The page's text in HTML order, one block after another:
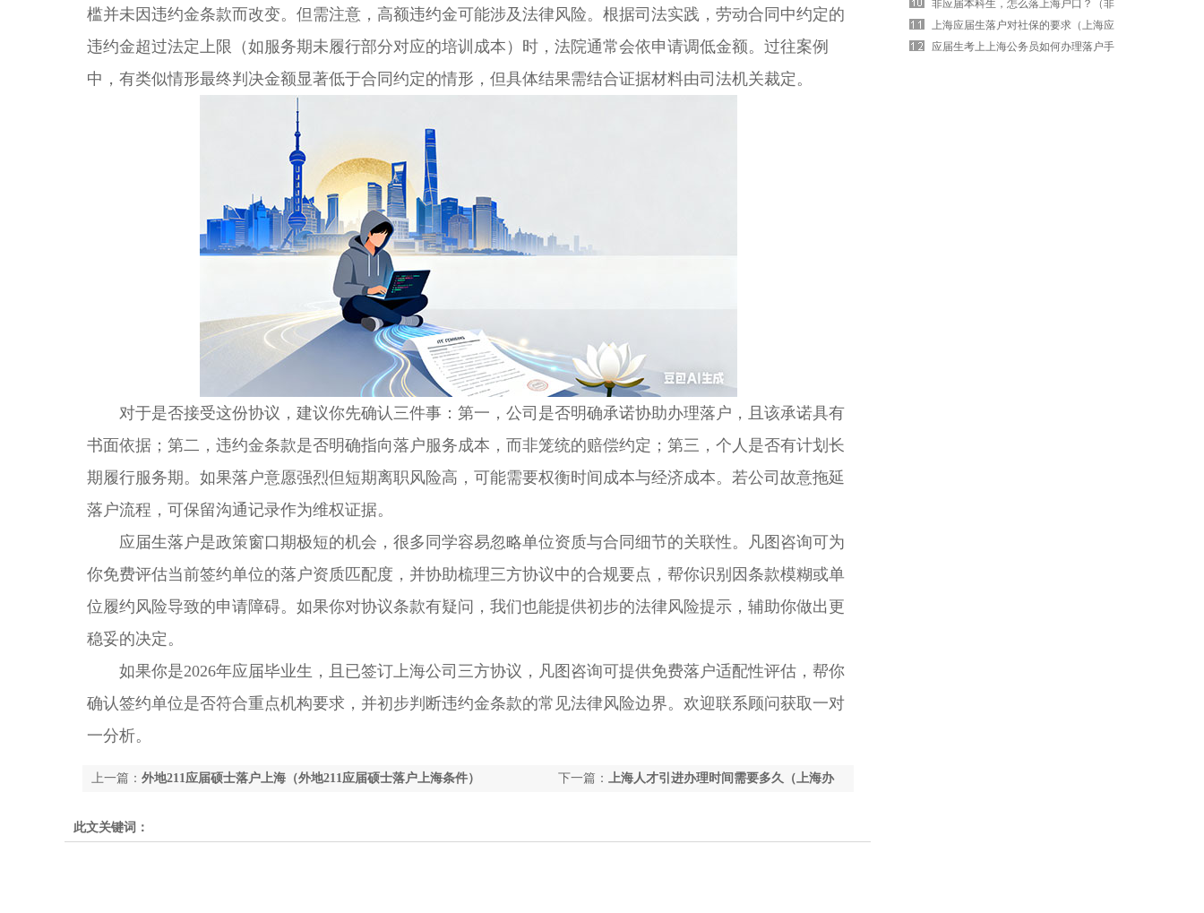
槛并未因违约金条款而改变。但需注意，高额违约金可能涉及法律风险。根据司法实践，劳动合同中约定的
违约金超过法定上限（如服务期未履行部分对应的培训成本）时，法院通常会依申请调低金额。过往案例
中，有类似情形最终判决金额显著低于合同约定的情形，但具体结果需结合证据材料由司法机关裁定。
对于是否接受这份协议，建议你先确认三件事：第一，公司是否明确承诺协助办理落户，且该承诺具有
书面依据；第二，违约金条款是否明确指向落户服务成本，而非笼统的赔偿约定；第三，个人是否有计划长
期履行服务期。如果落户意愿强烈但短期离职风险高，可能需要权衡时间成本与经济成本。若公司故意拖延
落户流程，可保留沟通记录作为维权证据。
应届生落户是政策窗口期极短的机会，很多同学容易忽略单位资质与合同细节的关联性。凡图咨询可为
你免费评估当前签约单位的落户资质匹配度，并协助梳理三方协议中的合规要点，帮你识别因条款模糊或单
位履约风险导致的申请障碍。如果你对协议条款有疑问，我们也能提供初步的法律风险提示，辅助你做出更
稳妥的决定。
如果你是2026年应届毕业生，且已签订上海公司三方协议，凡图咨询可提供免费落户适配性评估，帮你
确认签约单位是否符合重点机构要求，并初步判断违约金条款的常见法律风险边界。欢迎联系顾问获取一对
一分析。
下一篇： 上海人才引进办理时间需要多久（上海办
上一篇： 外地211应届硕士落户上海（外地211应届硕士落户上海条件）
此文关键词：
籍应届毕业生落户）
非应届本科生，怎么落上海户口？（非
应届生怎么在上海落户）
上海应届生落户对社保的要求（上海应
届生落户对社保的要求有哪些）
应届生考上上海公务员如何办理落户手